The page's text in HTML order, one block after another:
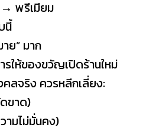
พรีเมียม
นี้
ย” มาก
รให้ของขวัญเปิดร้านใหม่
ลจริง ควรหลีกเลี่ยง:
ขาด)
มไม่มั่นคง)